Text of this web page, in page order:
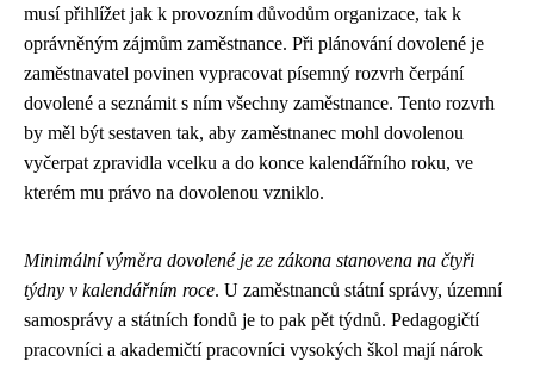
musí přihlížet jak k provozním důvodům organizace, tak k
oprávněným zájmům zaměstnance. Při plánování dovolené je
zaměstnavatel povinen vypracovat písemný rozvrh čerpání
dovolené a seznámit s ním všechny zaměstnance. Tento rozvrh
by měl být sestaven tak, aby zaměstnanec mohl dovolenou
vyčerpat zpravidla vcelku a do konce kalendářního roku, ve
kterém mu právo na dovolenou vzniklo.
Minimální výměra dovolené je ze zákona stanovena na čtyři
týdny v kalendářním roce. U zaměstnanců státní správy, územní
samosprávy a státních fondů je to pak pět týdnů. Pedagogičtí
pracovníci a akademičtí pracovníci vysokých škol mají nárok